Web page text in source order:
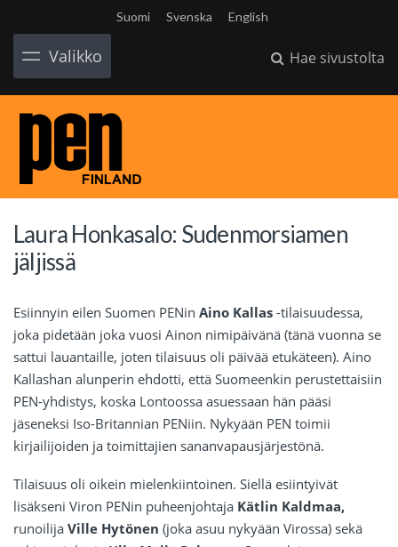
Suomi Svenska English
Valikko Hae sivustolta
Laura Honkasalo: Sudenmorsiamen
jäljissä
Esiinnyin eilen Suomen PENin Aino Kallas -tilaisuudessa,
joka pidetään joka vuosi Ainon nimipäivänä (tänä vuonna se
sattui lauantaille, joten tilaisuus oli päivää etukäteen). Aino
Kallashan alunperin ehdotti, että Suomeenkin perustettaisiin
PEN-yhdistys, koska Lontoossa asuessaan hän pääsi
jäseneksi Iso-Britannian PENiin. Nykyään PEN toimii
kirjailijoiden ja toimittajien sananvapausjärjestönä.
Tilaisuus oli oikein mielenkiintoinen. Siellä esiintyivät
lisäkseni Viron PENin puheenjohtaja Kätlin Kaldmaa,
runoilija Ville Hytönen (joka asuu nykyään Virossa) sekä